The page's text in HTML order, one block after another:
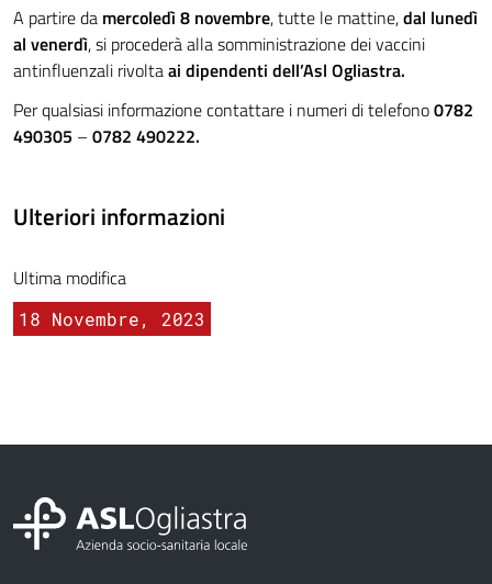
A partire da mercoledì 8 novembre, tutte le mattine,dal lunedì
al venerdì, si procederà alla somministrazione dei vaccini
antinfluenzali rivoltaai dipendenti dell’Asl Ogliastra.
Per qualsiasi informazione contattare i numeri di telefono0782
490305 – 0782 490222.
Ulteriori informazioni
Ultima modifica
18 Novembre, 2023